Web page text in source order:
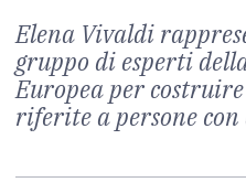
Elena Vivaldi
gruppo di esperti
Europea per
riferite a persone